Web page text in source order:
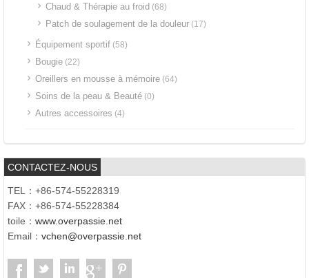
Chaud & Thérapie au froid (68)
Patch de soulagement de la douleur (17)
Équipement sportif (58)
Bougie (22)
Oreillers en mousse à mémoire (64)
Soins de la peau & Beauté (0)
Autres accessoires (4)
CONTACTEZ-NOUS
TEL：+86-574-55228319
FAX：+86-574-55228384
toile： www.overpassie.net
Email： vchen@overpassie.net